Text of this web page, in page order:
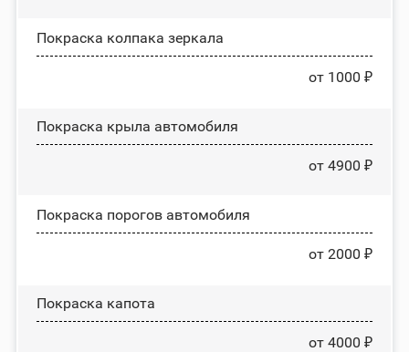
Покраска колпака зеркала
от 1000 ₽
Покраска крыла автомобиля
от 4900 ₽
Покраска порогов автомобиля
от 2000 ₽
Покраска капота
от 4000 ₽